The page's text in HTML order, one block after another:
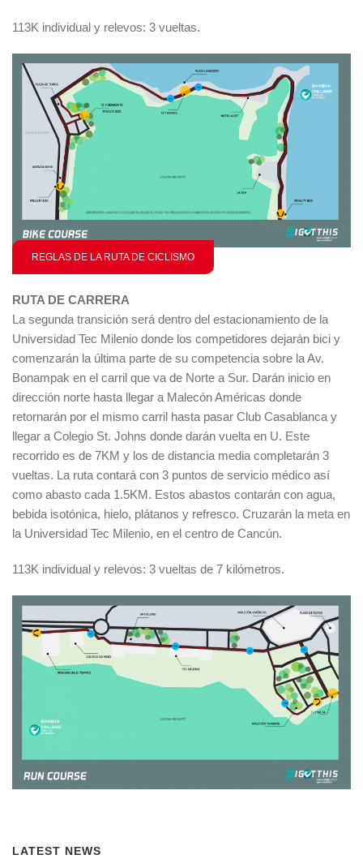
113K individual y relevos: 3 vueltas.
REGLAS DE LA RUTA DE CICLISMO
RUTA DE CARRERA
La segunda transición será dentro del estacionamiento de la
Universidad Tec Milenio donde los competidores dejarán bici y
comenzarán la última parte de su competencia sobre la Av.
Bonampak en el carril que va de Norte a Sur. Darán inicio en
dirección norte hasta llegar a Malecón Américas donde
retornarán por el mismo carril hasta pasar Club Casablanca y
llegar a Colegio St. Johns donde darán vuelta en U. Este
recorrido es de 7KM y los de distancia media completarán 3
vueltas. La ruta contará con 3 puntos de servicio médico así
como abasto cada 1.5KM. Estos abastos contarán con agua,
bebida isotónica, hielo, plátanos y refresco. Cruzarán la meta en
la Universidad Tec Milenio, en el centro de Cancún.
113K individual y relevos: 3 vueltas de 7 kilómetros.
LATEST NEWS